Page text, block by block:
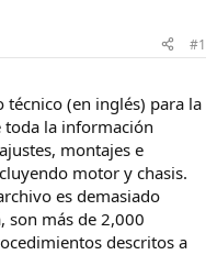
#1
técnico (en inglés) para la
toda la información
montajes e
motor y chasis.
es demasiado
son más de 2,000
descritos a